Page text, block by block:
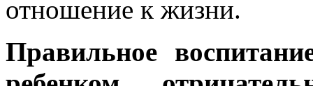
отношение к жизни.
Правильное